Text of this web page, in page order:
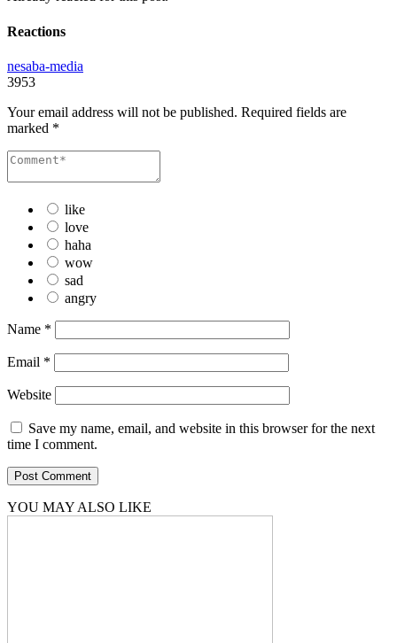
Reactions
nesaba-media
3953
Your email address will not be published. Required fields are
marked *
like
love
haha
wow
sad
angry
Name *
Email *
Website
Save my name, email, and website in this browser for the next
time I comment.
YOU MAY ALSO LIKE